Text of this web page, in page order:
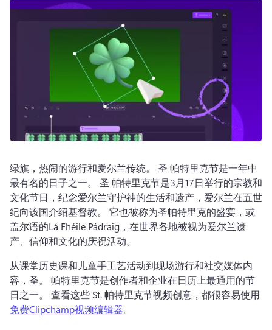
绿旗，热闹的游行和爱尔兰传统。 圣 帕特里克节是一年中
最有名的日子之一。 圣 帕特里克节是3月17日举行的宗教和
文化节日，纪念爱尔兰守护神的生活和遗产，爱尔兰在五世
纪向该国介绍基督教。 它也被称为圣帕特里克的盛宴，或
盖尔语的Lá Fhéile Pádraig，在世界各地被视为爱尔兰遗
产、信仰和文化的庆祝活动。
从课堂历史课和儿童手工艺活动到现场游行和社交媒体内
容，圣。 帕特里克节是创作者和企业在日历上最通用的节
日之一。 查看这些 St. 帕特里克节视频创意，都很容易使用
免费Clipchamp视频编辑器。